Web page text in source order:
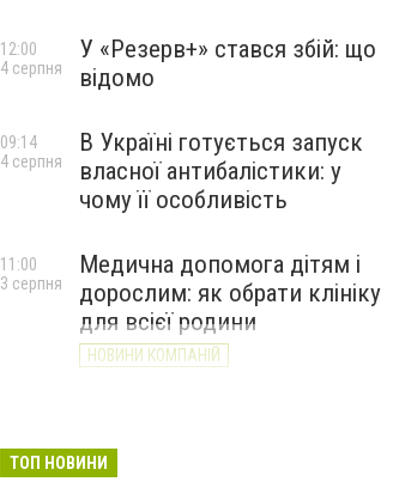
У «Резерв+» стався збій: що
відомо
12:00
4 серпня
В Україні готується запуск
власної антибалістики: у
чому її особливість
09:14
4 серпня
Медична допомога дітям і
дорослим: як обрати клініку
для всієї родини
НОВИНИ КОМПАНІЙ
11:00
3 серпня
ТОП НОВИНИ